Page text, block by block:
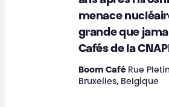
menace
grande que
Cafés de la
Boom Café Rue
Bruxelles, Belgique